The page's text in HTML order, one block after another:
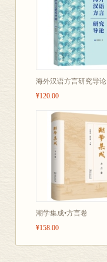
海外汉语方言研究导论
¥120.00
潮学集成•方言卷
¥158.00